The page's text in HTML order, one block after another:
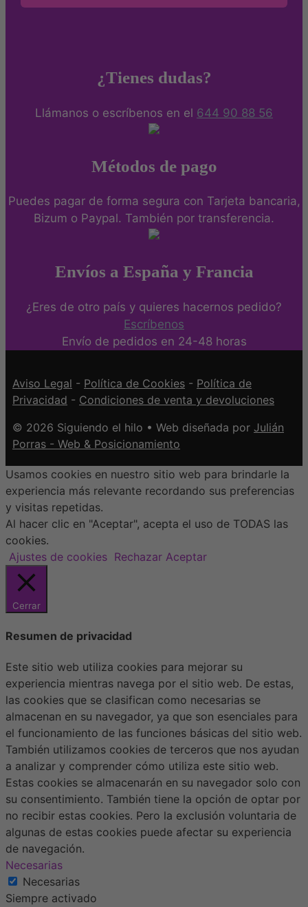
¿Tienes dudas?
Llámanos o escríbenos en el 644 90 88 56
Métodos de pago
Puedes pagar de forma segura con Tarjeta bancaria,
Bizum o Paypal. También por transferencia.
Envíos a España y Francia
¿Eres de otro país y quieres hacernos pedido?
Escríbenos
Envío de pedidos en 24-48 horas
Aviso Legal - Política de Cookies - Política de
Privacidad - Condiciones de venta y devoluciones
© 2026 Siguiendo el hilo • Web diseñada por Julián
Porras - Web & Posicionamiento
Usamos cookies en nuestro sitio web para brindarle la
experiencia más relevante recordando sus preferencias
y visitas repetidas.
Al hacer clic en "Aceptar", acepta el uso de TODAS las
cookies.
Ajustes de cookies Rechazar Aceptar
Cerrar
Resumen de privacidad
Este sitio web utiliza cookies para mejorar su
experiencia mientras navega por el sitio web. De estas,
las cookies que se clasifican como necesarias se
almacenan en su navegador, ya que son esenciales para
el funcionamiento de las funciones básicas del sitio web.
También utilizamos cookies de terceros que nos ayudan
a analizar y comprender cómo utiliza este sitio web.
Estas cookies se almacenarán en su navegador solo con
su consentimiento. También tiene la opción de optar por
no recibir estas cookies. Pero la exclusión voluntaria de
algunas de estas cookies puede afectar su experiencia
de navegación.
Necesarias
Necesarias
Siempre activado